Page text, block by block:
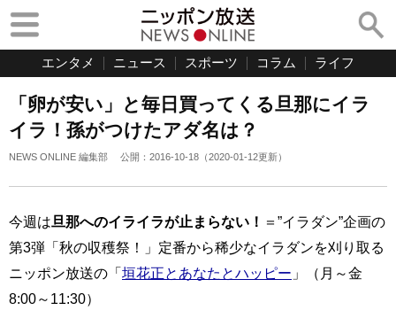
エンタメ ニュース スポーツ コラム ライフ
「卵が安い」と毎日買ってくる旦那にイラ
イラ！孫がつけたアダ名は？
NEWS ONLINE 編集部 公開： 2016-10-18 （2020-01-12更新）
今週は旦那へのイライラが止まらない！ ＝”イラダン”企画の
第3弾「秋の収穫祭！」定番から稀少なイラダンを刈り取る
ニッポン放送の「垣花正とあなたとハッピー 」（月～金
8:00～11:30）